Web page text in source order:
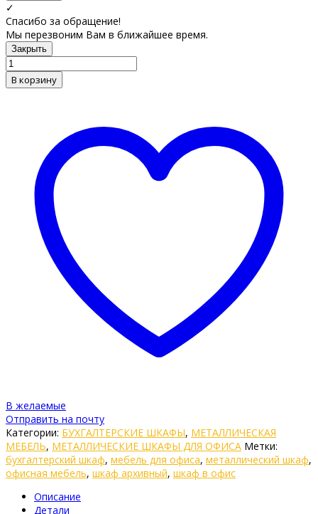
✓
Спасибо за обращение!
Мы перезвоним Вам в ближайшее время.
Закрыть
В корзину
В желаемые
Отправить на почту
Категории: БУХГАЛТЕРСКИЕ ШКАФЫ, МЕТАЛЛИЧЕСКАЯ
МЕБЕЛЬ, МЕТАЛЛИЧЕСКИЕ ШКАФЫ ДЛЯ ОФИСА Метки:
бухгалтерский шкаф, мебель для офиса, металлический шкаф,
офисная мебель, шкаф архивный, шкаф в офис
Описание
Детали